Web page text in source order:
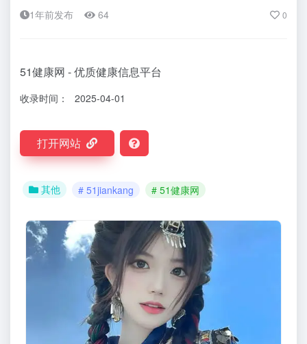
1年前发布 64 0
51健康网 - 优质健康信息平台
收录时间： 2025-04-01
打开网站
其他 # 51jiankang # 51健康网